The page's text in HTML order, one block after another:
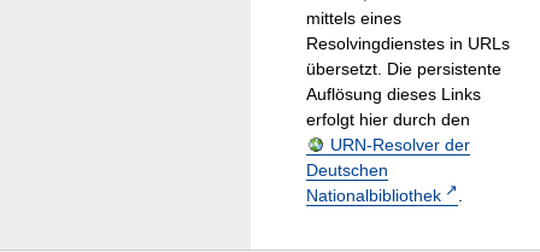
mittels eines
Resolvingdienstes in URLs
übersetzt. Die persistente
Auflösung dieses Links
erfolgt hier durch den
URN-Resolver der
Deutschen
Nationalbibliothek
.